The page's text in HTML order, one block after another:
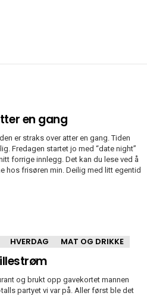
en gang
er straks over atter en gang. Tiden
Fredagen startet jo med “date night”
forrige innlegg. Det kan du lese ved å
hos frisøren min. Deilig med litt egentid
HVERDAG MAT OG DRIKKE
og brukt opp gavekortet mannen
partyet vi var på. Aller først ble det